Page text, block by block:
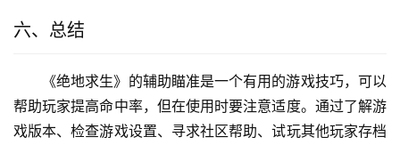
六、总结
《绝地求生》的辅助瞄准是一个有用的游戏技巧，可以
帮助玩家提高命中率，但在使用时要注意适度。通过了解游
戏版本、检查游戏设置、寻求社区帮助、试玩其他玩家存档